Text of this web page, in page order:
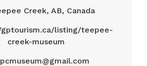
Creek, AB, Canada
listing/teepee-
creek-museum